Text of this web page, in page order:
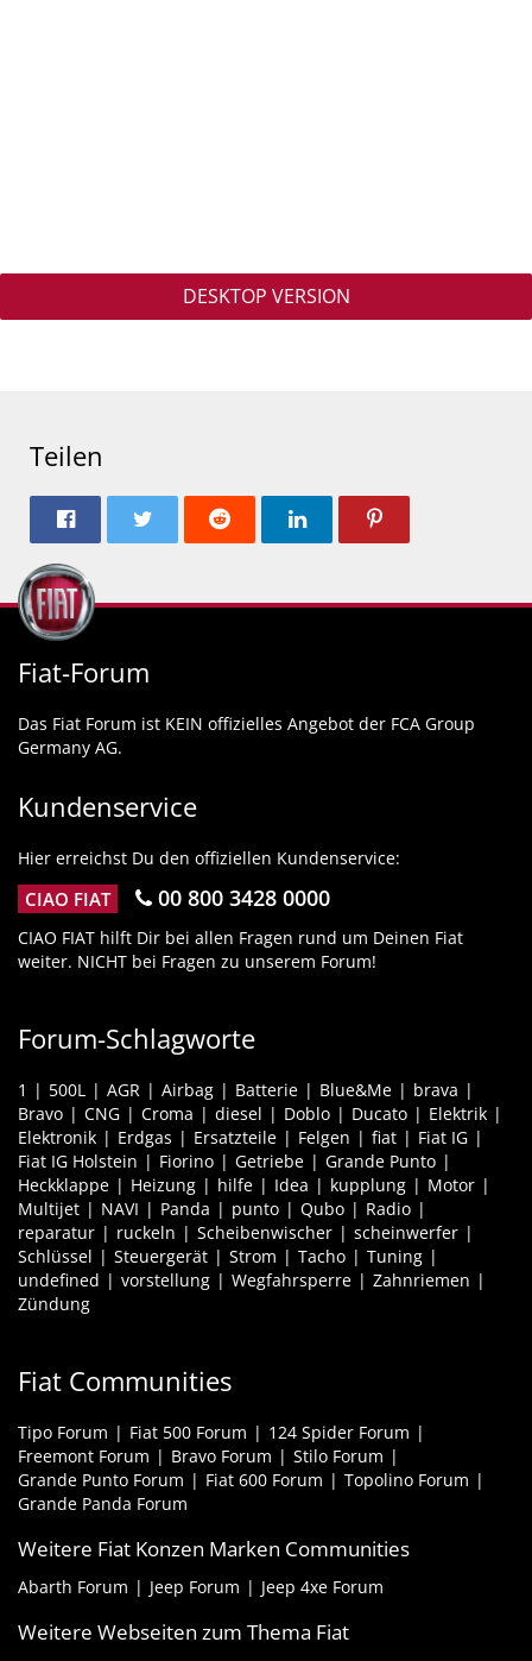
DESKTOP VERSION
Teilen
Fiat-Forum
Das Fiat Forum ist KEIN offizielles Angebot der FCA Group
Germany AG.
Kundenservice
Hier erreichst Du den offiziellen Kundenservice:
CIAO FIAT 00 800 3428 0000
CIAO FIAT hilft Dir bei allen Fragen rund um Deinen Fiat
weiter. NICHT bei Fragen zu unserem Forum!
Forum-Schlagworte
1 500L AGR Airbag Batterie Blue&Me
brava
Bravo
CNG Croma diesel Doblo Ducato
Elektrik
Elektronik
Erdgas Ersatzteile Felgen fiat
Fiat IG
Fiat IG Holstein
Fiorino Getriebe
Grande Punto
Heckklappe
Heizung hilfe Idea kupplung
Motor
Multijet
NAVI Panda punto Qubo
Radio
reparatur
ruckeln Scheibenwischer
scheinwerfer
Schlüssel
Steuergerät Strom Tacho
Tuning
undefined
vorstellung Wegfahrsperre
Zahnriemen
Zündung
Fiat Communities
Tipo Forum Fiat 500 Forum
124 Spider Forum
Freemont Forum
Bravo Forum
Stilo Forum
Grande Punto Forum
Fiat 600 Forum
Topolino Forum
Grande Panda Forum
Weitere Fiat Konzen Marken Communities
Abarth Forum Jeep Forum Jeep 4xe Forum
Weitere Webseiten zum Thema Fiat